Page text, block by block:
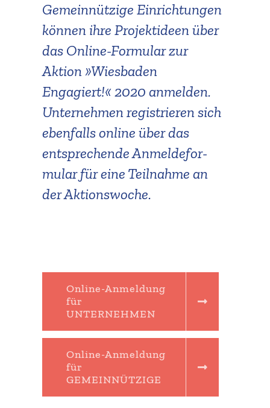
Suche
Gemein­nützige Einrich­tungen
können ihre Projekt­ideen über
das Online-Formular zur
Aktion »Wiesbaden
Engagiert!« 2020 anmelden.
Unter­nehmen regis­trieren sich
ebenfalls online über das
entspre­chende Anmel­de­for­
mular für eine Teilnahme an
der Aktionswoche.
Online-Anmeldung
für
UNTERNEHMEN
Online-Anmeldung
für
GEMEINNÜTZIGE